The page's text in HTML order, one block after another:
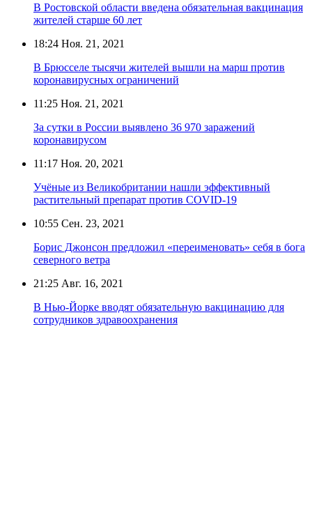
В Ростовской области введена обязательная вакцинация
жителей старше 60 лет
18:24 Ноя. 21, 2021
В Брюсселе тысячи жителей вышли на марш против
коронавирусных ограничений
11:25 Ноя. 21, 2021
За сутки в России выявлено 36 970 заражений
коронавирусом
11:17 Ноя. 20, 2021
Учёные из Великобритании нашли эффективный
растительный препарат против COVID-19
10:55 Сен. 23, 2021
Борис Джонсон предложил «переименовать» себя в бога
северного ветра
21:25 Авг. 16, 2021
В Нью-Йорке вводят обязательную вакцинацию для
сотрудников здравоохранения